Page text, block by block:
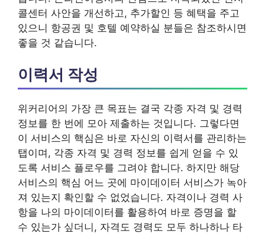
콜센터 사안을 개선하고, 추가할인 등 혜택을 주고
있으니 항공권 및 호텔 예약하실 분들은 참조하시면
좋을 것 같습니다.
이력서 작성
위커리어의 가장 큰 목표는 결국 각종 자격 및 경력
정보를 한 번에 모아 제출하는 것입니다. 그렇다면
이 서비스의 핵심은 바로 자신의 이력서를 관리하는
탭이며, 각종 자격 및 경력 정보를 쉽게 얻을 수 있
도록 서비스 플로우를 그려야 합니다. 하지만 해당
서비스의 핵심 어느 곳에 마이데이터 서비스가 녹아
져 있는지 확인할 수 없었습니다. 자격이나 경력 사
항을 나의 마이데이터를 활용하여 바로 증명을 할
수 있는가 싶더니, 자격도 경력도 모두 하나하나 타